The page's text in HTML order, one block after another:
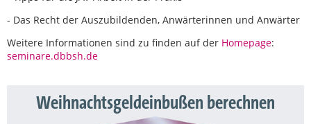
- Das Recht der Auszubildenden, Anwärterinnen und Anwärter
Weitere Informationen sind zu finden auf der Homepage:
seminare.dbbsh.de
Weihnachtsgeldeinbußen berechnen